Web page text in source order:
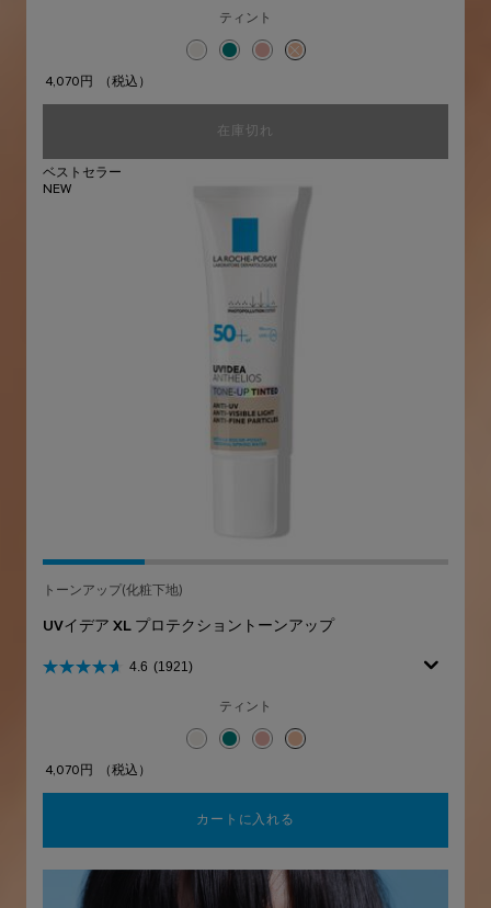
ティント
選択済み
ホワイト のカラー 【数量限定】UVイデア XL
選択済み
クリア のカラー 【数量限定】UVイデア
選択済み
ローズ+ のカラー 【数量限定】UVイ
選択済み
商品バリエーションは在庫切れ
4,070円 （税込）
在庫切れ
ベストセラー
NEW
トーンアップ(化粧下地)
UVイデア XL プロテクショントーンアップ
4.6 (1921)
ティント
選択済み
ホワイト のカラー UVイデア XL プロテクション
選択済み
クリア のカラー UVイデア XL プロテクシ
選択済み
ローズ+ のカラー UVイデア XL プロ
選択済み
ティント のカラー UVイデア
4,070円 （税込）
カートに入れる